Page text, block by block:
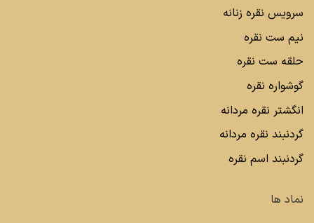
سرویس نقره زنانه
نیم ست نقره
حلقه ست نقره
گوشواره نقره
انگشتر نقره مردانه
گردنبند نقره مردانه
گردنبند اسم نقره
نماد ها